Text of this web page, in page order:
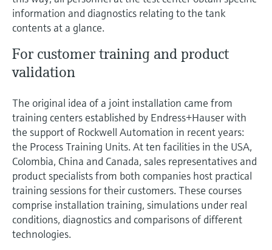
Visor de dispositivos
específicas sobre los productos.
Encuentre repuestos por raíz del producto,
código de pedido o número de serie
electromecánico
microondas
Ver todos
Medición mediante transmisión de
Memosens technology
Ver todos
la transparencia de los procesos
para una toma de decisiones más
sólida y fundamentada
information and diagnostics relating to the tank
contents at a glance.
For customer training and product
validation
The original idea of a joint installation came from
training centers established by Endress+Hauser with
the support of Rockwell Automation in recent years:
the Process Training Units. At ten facilities in the USA,
Colombia, China and Canada, sales representatives and
product specialists from both companies host practical
training sessions for their customers. These courses
comprise installation training, simulations under real
conditions, diagnostics and comparisons of different
technologies.